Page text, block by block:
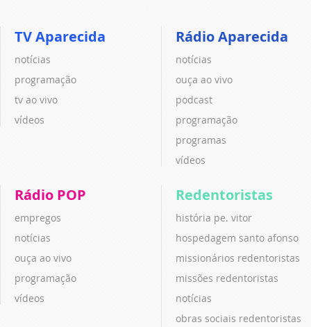
TV Aparecida
notícias
programação
tv ao vivo
vídeos
Rádio Aparecida
notícias
ouça ao vivo
podcast
programação
programas
vídeos
Rádio POP
empregos
notícias
ouça ao vivo
programação
vídeos
Redentoristas
história pe. vitor
hospedagem santo afonso
missionários redentoristas
missões redentoristas
notícias
obras sociais redentoristas